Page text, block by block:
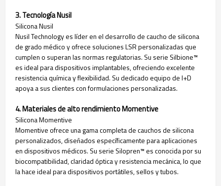
3. Tecnología Nusil
Silicona Nusil
Nusil Technology es líder en el desarrollo de caucho de silicona
de grado médico y ofrece soluciones LSR personalizadas que
cumplen o superan las normas regulatorias. Su serie Silbione™
es ideal para dispositivos implantables, ofreciendo excelente
resistencia química y flexibilidad. Su dedicado equipo de I+D
apoya a sus clientes con formulaciones personalizadas.
4. Materiales de alto rendimiento Momentive
Silicona Momentive
Momentive ofrece una gama completa de cauchos de silicona
personalizados, diseñados específicamente para aplicaciones
en dispositivos médicos. Su serie Silopren™ es conocida por su
biocompatibilidad, claridad óptica y resistencia mecánica, lo que
la hace ideal para dispositivos portátiles, sellos y tubos.